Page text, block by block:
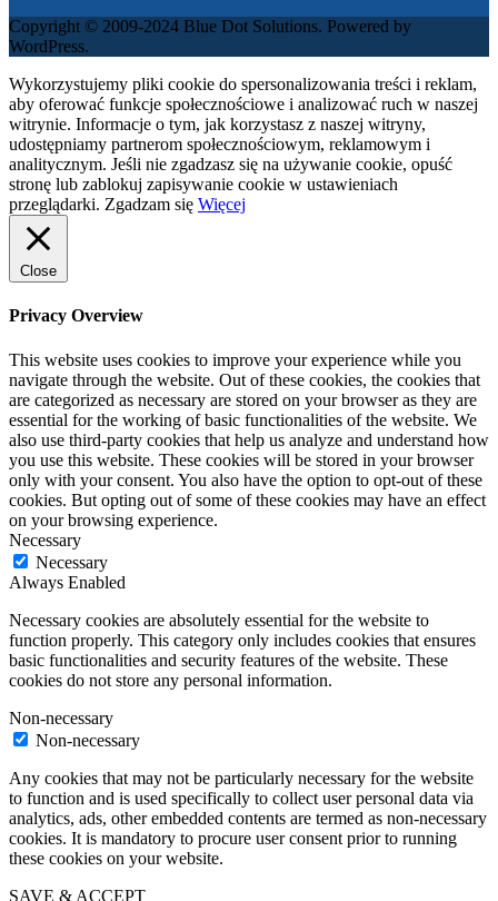
Copyright © 2009-2024 Blue Dot Solutions. Powered by
WordPress.
Wykorzystujemy pliki cookie do spersonalizowania treści i reklam,
aby oferować funkcje społecznościowe i analizować ruch w naszej
witrynie. Informacje o tym, jak korzystasz z naszej witryny,
udostępniamy partnerom społecznościowym, reklamowym i
analitycznym. Jeśli nie zgadzasz się na używanie cookie, opuść
stronę lub zablokuj zapisywanie cookie w ustawieniach
przeglądarki. Zgadzam się Więcej
Close
Privacy Overview
This website uses cookies to improve your experience while you
navigate through the website. Out of these cookies, the cookies that
are categorized as necessary are stored on your browser as they are
essential for the working of basic functionalities of the website. We
also use third-party cookies that help us analyze and understand how
you use this website. These cookies will be stored in your browser
only with your consent. You also have the option to opt-out of these
cookies. But opting out of some of these cookies may have an effect
on your browsing experience.
Necessary
Necessary
Always Enabled
Necessary cookies are absolutely essential for the website to
function properly. This category only includes cookies that ensures
basic functionalities and security features of the website. These
cookies do not store any personal information.
Non-necessary
Non-necessary
Any cookies that may not be particularly necessary for the website
to function and is used specifically to collect user personal data via
analytics, ads, other embedded contents are termed as non-necessary
cookies. It is mandatory to procure user consent prior to running
these cookies on your website.
SAVE & ACCEPT